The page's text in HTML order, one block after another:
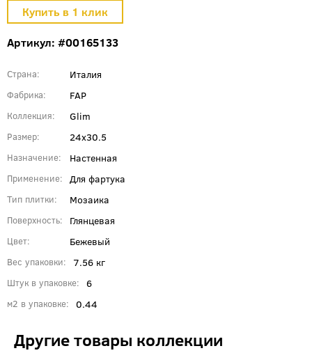
Артикул: #00165133
Страна Италия
Фабрика FAP
Коллекция Glim
Размер 24x30.5
Назначение Настенная
Применение Для фартука
Тип плитки Мозаика
Поверхность Глянцевая
Цвет Бежевый
Вес упаковки 7.56 кг
Штук в упаковке 6
м2 в упаковке 0.44